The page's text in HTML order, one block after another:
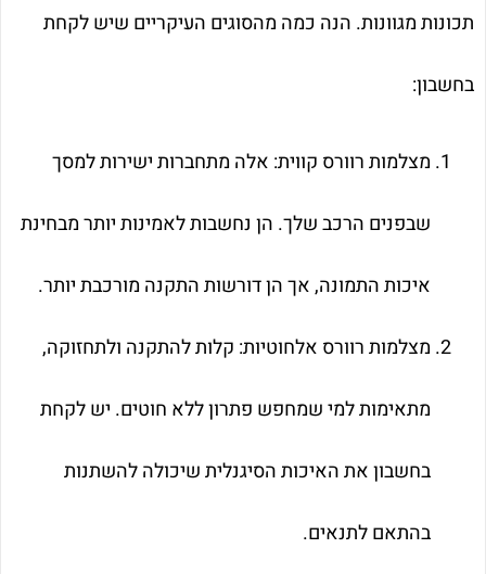
תכונות מגוונות. הנה כמה מהסוגים העיקריים שיש לקחת
בחשבון:
מצלמות רוורס קווית: אלה מתחברות ישירות למסך
שבפנים הרכב שלך. הן נחשבות לאמינות יותר מבחינת
איכות התמונה, אך הן דורשות התקנה מורכבת יותר.
מצלמות רוורס אלחוטיות: קלות להתקנה ולתחזוקה,
מתאימות למי שמחפש פתרון ללא חוטים. יש לקחת
בחשבון את האיכות הסיגנלית שיכולה להשתנות
בהתאם לתנאים.